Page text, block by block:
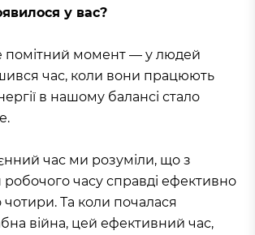
у вас?
момент — у людей
час, коли вони працюють
в нашому балансі стало
час ми розуміли, що з
часу справді ефективно
Та коли почалася
війна, цей ефективний час,